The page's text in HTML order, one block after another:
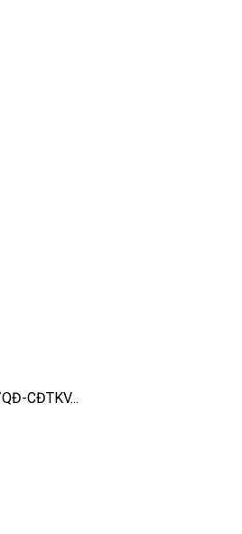
CĐTKV...